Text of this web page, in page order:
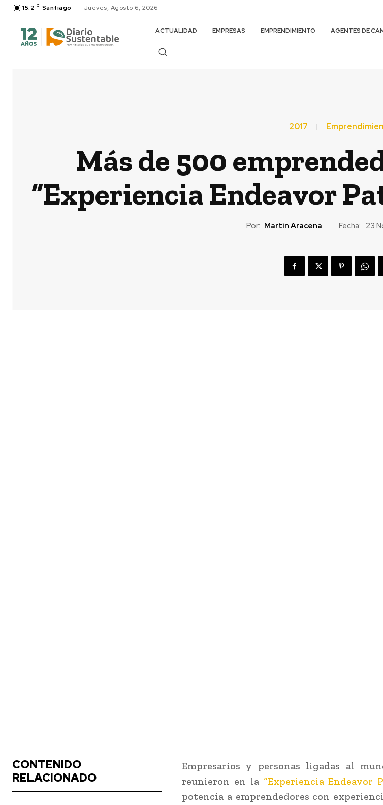
15.2 C Santiago Jueves, Agosto 6, 2026
ACTUALIDAD EMPRESAS EMPRENDIMIENTO AGENTES DE
2017
Más de 500
“Experiencia Endeavor
Por: Martín Aracena Fecha: 23
CONTENIDO
RELACIONADO
Empresarios y personas ligadas al
reunieron en la “Experiencia Endeavor
potencia a emprendedores con